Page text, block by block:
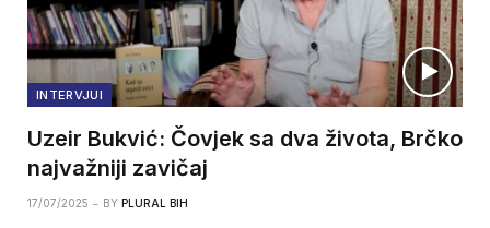
INTERVJUI
Uzeir Bukvić: Čovjek sa dva života, Brčko
najvažniji zavičaj
17/07/2025 BY PLURAL BIH